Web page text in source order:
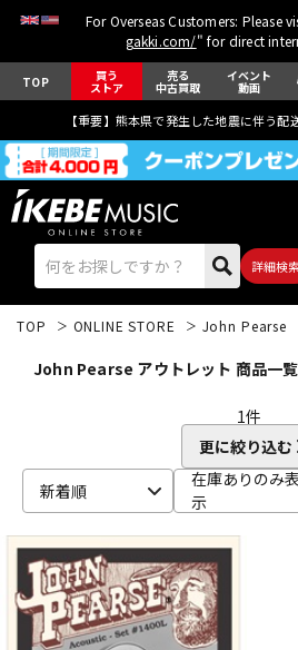
For Overseas Customers: Please
gakki.com/" for direct
TOP 買う
ストア
売る
中古買取
イベント
動画
【重要】熊本県で発生した地震に伴う配
詳細検
ベース
ドラム
TOP ONLINE STORE John Pearse
John Pearse アウトレット 商品一覧
1件
更に絞り込む
新着順
在庫ありのみ表
示